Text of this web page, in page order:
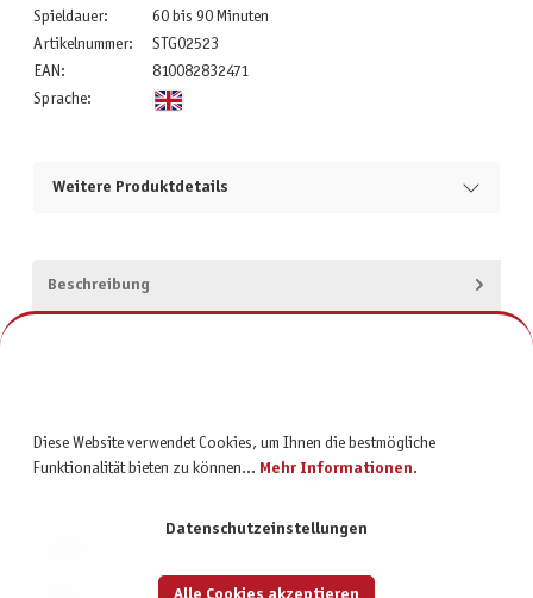
Spieldauer:
60 bis 90 Minuten
Artikelnummer:
STG02523
EAN:
810082832471
Sprache:
Weitere Produktdetails
Beschreibung
Diese Website verwendet Cookies, um Ihnen die bestmögliche
Funktionalität bieten zu können... Mehr Informationen.
Datenschutzeinstellungen